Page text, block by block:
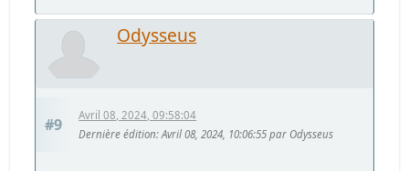
Odysseus
#9
Avril 08, 2024, 09:58:04
Dernière édition: Avril 08, 2024, 10:06:55 par Odysseus